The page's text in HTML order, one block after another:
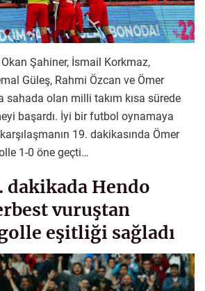
Şahiner, İsmail Korkmaz,
Güleş, Rahmi Özcan ve Ömer
sahada olan milli takım kısa sürede
başardı. İyi bir futbol oynamaya
19. dakikasında Ömer
1-0 öne geçti…
dakikada Hendo
vuruştan
eşitliği sağladı